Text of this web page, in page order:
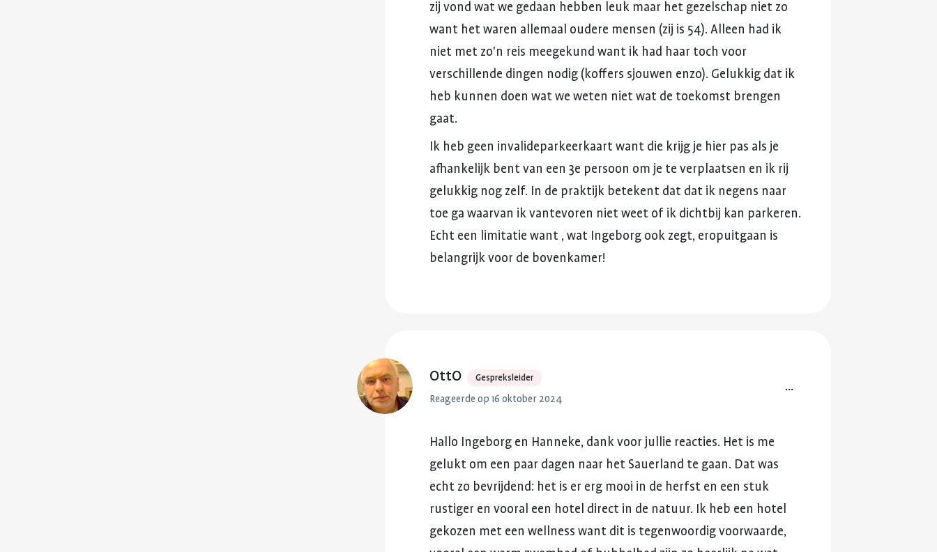
zij vond wat we gedaan hebben leuk maar het gezelschap niet zo
want het waren allemaal oudere mensen (zij is 54). Alleen had ik
niet met zo'n reis meegekund want ik had haar toch voor
verschillende dingen nodig (koffers sjouwen enzo). Gelukkig dat ik
heb kunnen doen wat we weten niet wat de toekomst brengen
gaat.
Ik heb geen invalideparkeerkaart want die krijg je hier pas als je
afhankelijk bent van een 3e persoon om je te verplaatsen en ik rij
gelukkig nog zelf. In de praktijk betekent dat dat ik negens naar
toe ga waarvan ik vantevoren niet weet of ik dichtbij kan parkeren.
Echt een limitatie want , wat Ingeborg ook zegt, eropuitgaan is
belangrijk voor de bovenkamer!
OttO Gespreksleider
Reageerde op 16 oktober 2024
...
Hallo Ingeborg en Hanneke, dank voor jullie reacties. Het is me
gelukt om een paar dagen naar het Sauerland te gaan. Dat was
echt zo bevrijdend: het is er erg mooi in de herfst en een stuk
rustiger en vooral een hotel direct in de natuur. Ik heb een hotel
gekozen met een wellness want dit is tegenwoordig voorwaarde,